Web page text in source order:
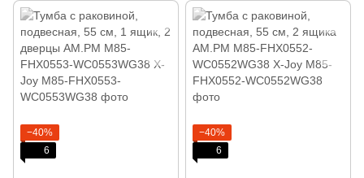
−40%
6
−40%
6